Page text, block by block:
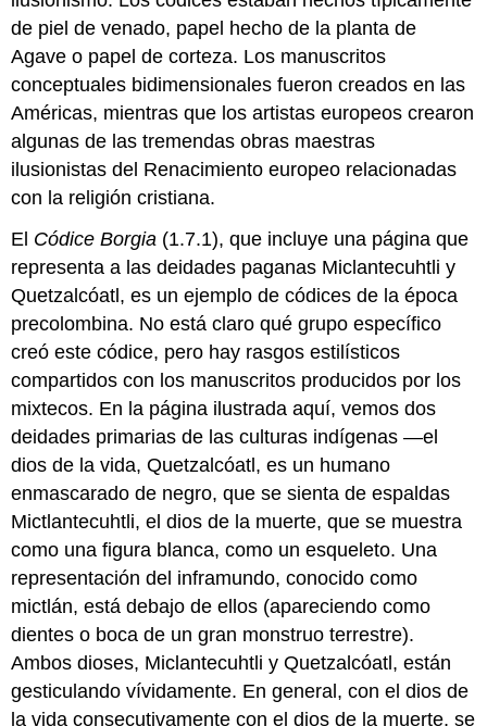
de piel de venado, papel hecho de la planta de
Agave o papel de corteza. Los manuscritos
conceptuales bidimensionales fueron creados en las
Américas, mientras que los artistas europeos crearon
algunas de las tremendas obras maestras
ilusionistas del Renacimiento europeo relacionadas
con la religión cristiana.
El Códice Borgia (1.7.1), que incluye una página que
representa a las deidades paganas Miclantecuhtli y
Quetzalcóatl, es un ejemplo de códices de la época
precolombina. No está claro qué grupo específico
creó este códice, pero hay rasgos estilísticos
compartidos con los manuscritos producidos por los
mixtecos. En la página ilustrada aquí, vemos dos
deidades primarias de las culturas indígenas —el
dios de la vida, Quetzalcóatl, es un humano
enmascarado de negro, que se sienta de espaldas
Mictlantecuhtli, el dios de la muerte, que se muestra
como una figura blanca, como un esqueleto. Una
representación del inframundo, conocido como
mictlán, está debajo de ellos (apareciendo como
dientes o boca de un gran monstruo terrestre).
Ambos dioses, Miclantecuhtli y Quetzalcóatl, están
gesticulando vívidamente. En general, con el dios de
la vida consecutivamente con el dios de la muerte, se